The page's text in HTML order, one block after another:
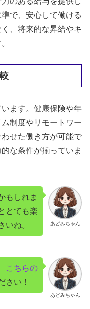
で、安心して働ける
、将来的な昇給やキ
ます。健康保険や年
制度やリモートワー
せた働き方が可能で
な条件が揃っていま
あどみちゃん
もしれま
とても楽
いね。
あどみちゃん
こちらの
さい！